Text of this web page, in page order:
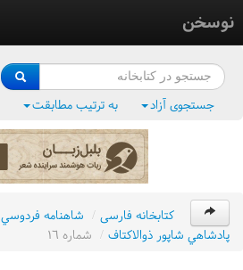
نوسخن
فرهنگ واژگان
جستجوی آزاد به ترتیب مطابقت
کتابخانه فارسی / شاهنامه فردوسي
پادشاهي شاپور ذوالاکتاف / شماره ١٦